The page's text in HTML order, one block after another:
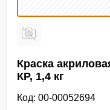
Краска
КР, 1,4 кг
Код: 00-00052694